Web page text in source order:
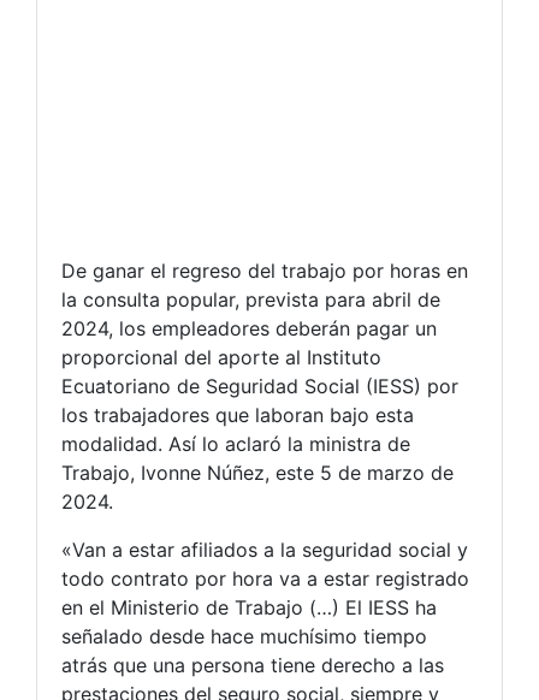
De ganar el regreso del trabajo por horas en
la consulta popular, prevista para abril de
2024, los empleadores deberán pagar un
proporcional del aporte al Instituto
Ecuatoriano de Seguridad Social (IESS) por
los trabajadores que laboran bajo esta
modalidad. Así lo aclaró la ministra de
Trabajo, Ivonne Núñez, este 5 de marzo de
2024.
«Van a estar afiliados a la seguridad social y
todo contrato por hora va a estar registrado
en el Ministerio de Trabajo (…) El IESS ha
señalado desde hace muchísimo tiempo
atrás que una persona tiene derecho a las
prestaciones del seguro social, siempre y